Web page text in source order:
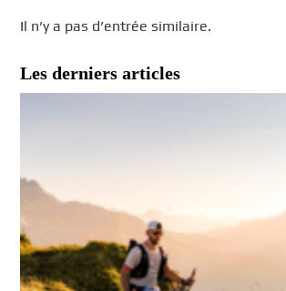
Il n’y a pas d’entrée similaire.
Les derniers articles